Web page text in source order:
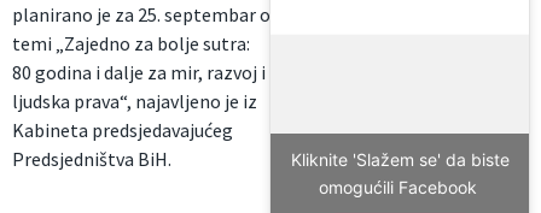
planirano je za 25. septembar o
temi „Zajedno za bolje sutra:
80 godina i dalje za mir, razvoj i
ljudska prava“, najavljeno je iz
Kabineta predsjedavajućeg
Predsjedništva BiH.
Kliknite 'Slažem se' da biste
omogućili Facebook